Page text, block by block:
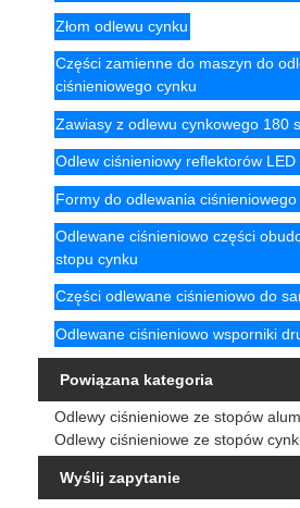
Złom odlewu cynku
Części zamienne do maszyn do
ciśnieniowego cynku
Zawiasy z odlewu cynkowego 180
Odlew ciśnieniowy reflektorów
Formy do odlewania ciśnieniowego
Odlewane ciśnieniowo części
stopu cynku
Części odlewane ciśnieniowo do
Odlewane ciśnieniowo wsporniki
Powiązana kategoria
Odlewy ciśnieniowe ze stopów
Odlewy ciśnieniowe ze stopów
Wyślij zapytanie